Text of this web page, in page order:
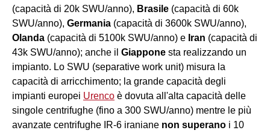
(capacità di 20k SWU/anno), Brasile (capacità di 60k
SWU/anno), Germania (capacità di 3600k SWU/anno),
Olanda (capacità di 5100k SWU/anno) e Iran (capacità di
43k SWU/anno); anche il Giappone sta realizzando un
impianto. Lo SWU (separative work unit) misura la
capacità di arricchimento; la grande capacità degli
impianti europei Urenco è dovuta all'alta capacità delle
singole centrifughe (fino a 300 SWU/anno) mentre le più
avanzate centrifughe IR-6 iraniane non superano i 10